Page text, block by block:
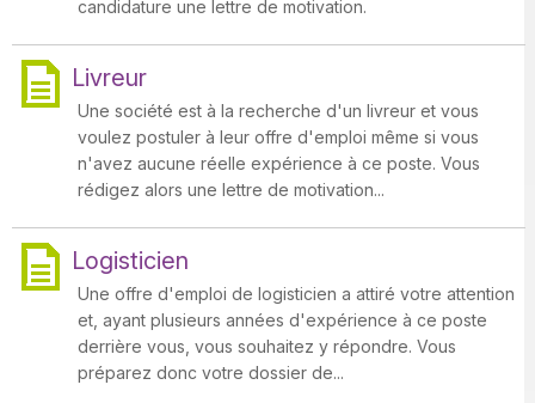
candidature une lettre de motivation.
Livreur
Une société est à la recherche d'un livreur et vous
voulez postuler à leur offre d'emploi même si vous
n'avez aucune réelle expérience à ce poste. Vous
rédigez alors une lettre de motivation...
Logisticien
Une offre d'emploi de logisticien a attiré votre attention
et, ayant plusieurs années d'expérience à ce poste
derrière vous, vous souhaitez y répondre. Vous
préparez donc votre dossier de...